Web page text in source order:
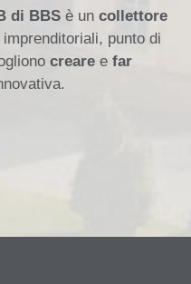
di BBS è un collettore
punto di
creare e far